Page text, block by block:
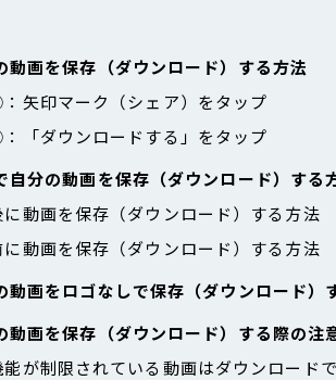
画を保存（ダウンロード）する方法
矢印マーク（シェア）をタップ
「ダウンロードする」をタップ
分の動画を保存（ダウンロード）する
動画を保存（ダウンロード）する方法
動画を保存（ダウンロード）する方法
画をロゴなしで保存（ダウンロード）
画を保存（ダウンロード）する際の注
が制限されている動画はダウンロード